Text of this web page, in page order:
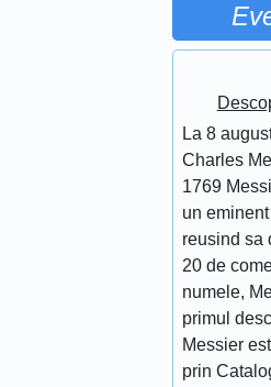
La 8
Charles
1769
un
reusind sa
20 de
numele,
primul
Messier
prin